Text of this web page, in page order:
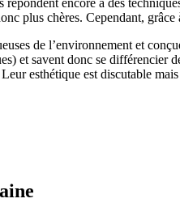
plus chères. Cependant,
de l’environnement et
et savent donc se
esthétique est discutable